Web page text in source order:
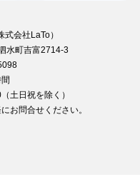
会社LaTo）
水町吉富2714-3
土日祝を除く）
お問合せください。